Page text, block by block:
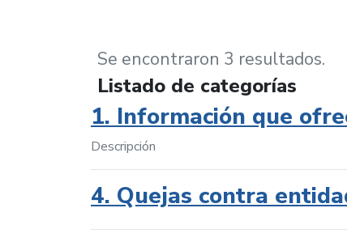
Se encontraron 3 resultados.
Listado de categorías
1. Información que
Descripción
4. Quejas contra